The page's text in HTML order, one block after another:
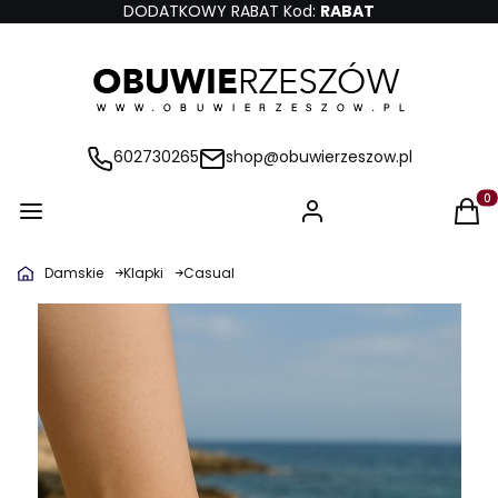
DODATKOWY RABAT Kod: RABAT
602730265 shop@obuwierzeszow.pl
Damskie Klapki Casual